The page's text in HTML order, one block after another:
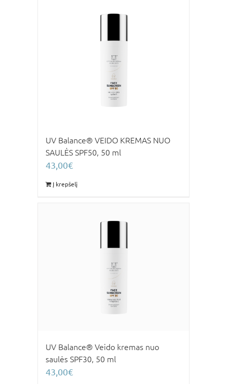
UV Balance® VEIDO KREMAS NUO
SAULĖS SPF50, 50 ml
43,00€
Į krepšelį
UV Balance® Veido kremas nuo
saulės SPF30, 50 ml
43,00€